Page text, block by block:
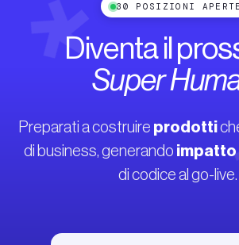
30 POSIZIONI APERTE
Diventail
Super
Preparati a costruire prodotti
di business, generando impatto
di codice al go-live.